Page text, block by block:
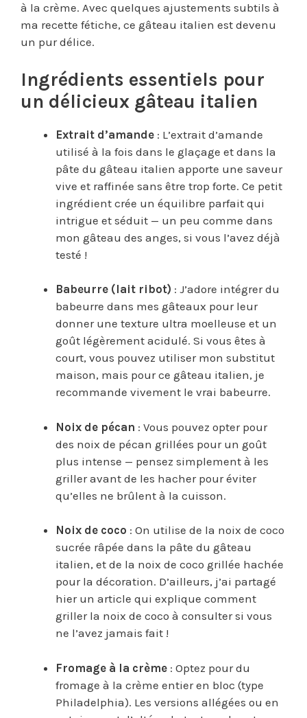
à la crème. Avec quelques ajustements subtils à
ma recette fétiche, ce gâteau italien est devenu
un pur délice.
Ingrédients essentiels pour
un délicieux gâteau italien
Extrait d’amande : L’extrait d’amande
utilisé à la fois dans le glaçage et dans la
pâte du gâteau italien apporte une saveur
vive et raffinée sans être trop forte. Ce petit
ingrédient crée un équilibre parfait qui
intrigue et séduit — un peu comme dans
mon gâteau des anges, si vous l’avez déjà
testé !
Babeurre (lait ribot) : J’adore intégrer du
babeurre dans mes gâteaux pour leur
donner une texture ultra moelleuse et un
goût légèrement acidulé. Si vous êtes à
court, vous pouvez utiliser mon substitut
maison, mais pour ce gâteau italien, je
recommande vivement le vrai babeurre.
Noix de pécan : Vous pouvez opter pour
des noix de pécan grillées pour un goût
plus intense — pensez simplement à les
griller avant de les hacher pour éviter
qu’elles ne brûlent à la cuisson.
Noix de coco : On utilise de la noix de coco
sucrée râpée dans la pâte du gâteau
italien, et de la noix de coco grillée hachée
pour la décoration. D’ailleurs, j’ai partagé
hier un article qui explique comment
griller la noix de coco à consulter si vous
ne l’avez jamais fait !
Fromage à la crème : Optez pour du
fromage à la crème entier en bloc (type
Philadelphia). Les versions allégées ou en